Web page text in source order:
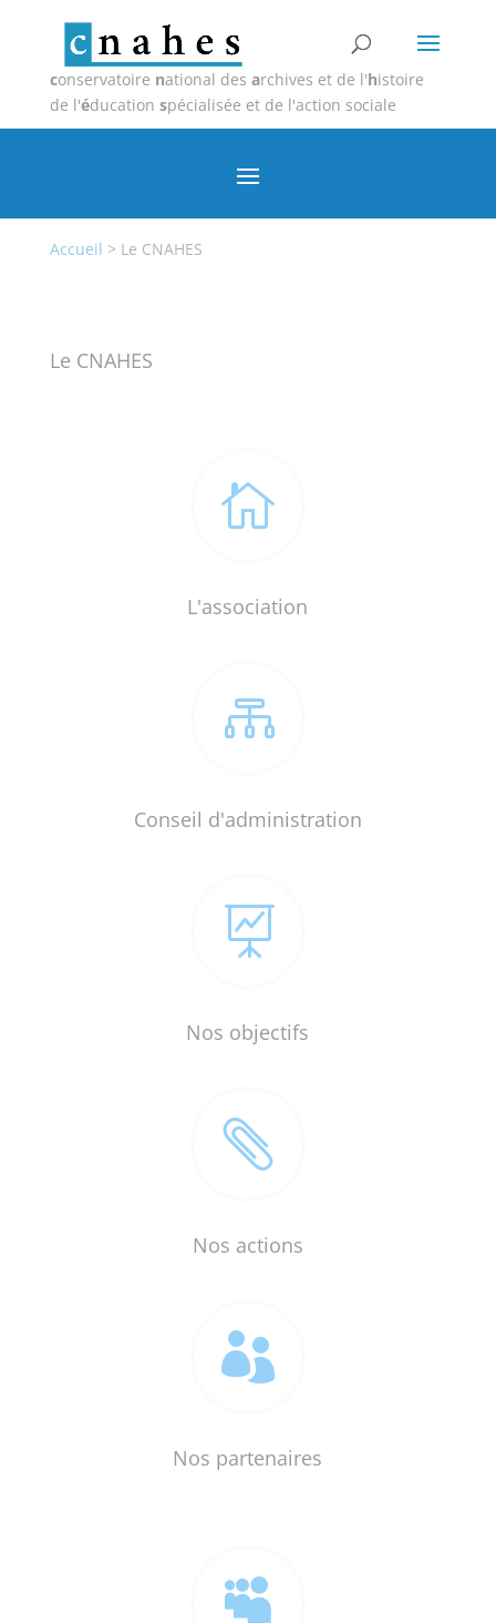
conservatoire national des archives et de l'histoire
de l'éducation spécialisée et de l'action sociale
Accueil > Le CNAHES
Le CNAHES

L'association

Conseil d'administration

Nos objectifs

Nos actions

Nos partenaires
